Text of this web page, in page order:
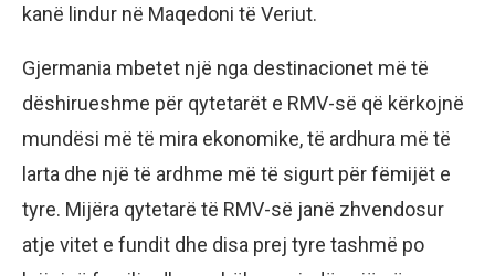
kanë lindur në Maqedoni të Veriut.
Gjermania mbetet një nga destinacionet më të
dëshirueshme për qytetarët e RMV-së që kërkojnë
mundësi më të mira ekonomike, të ardhura më të
larta dhe një të ardhme më të sigurt për fëmijët e
tyre. Mijëra qytetarë të RMV-së janë zhvendosur
atje vitet e fundit dhe disa prej tyre tashmë po